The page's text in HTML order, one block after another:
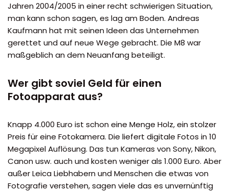
Jahren 2004/2005 in einer recht schwierigen Situation,
man kann schon sagen, es lag am Boden. Andreas
Kaufmann hat mit seinen Ideen das Unternehmen
gerettet und auf neue Wege gebracht. Die M8 war
maßgeblich an dem Neuanfang beteiligt.
Wer gibt soviel Geld für einen
Fotoapparat aus?
Knapp 4.000 Euro ist schon eine Menge Holz, ein stolzer
Preis für eine Fotokamera. Die liefert digitale Fotos in 10
Megapixel Auflösung. Das tun Kameras von Sony, Nikon,
Canon usw. auch und kosten weniger als 1.000 Euro. Aber
außer Leica Liebhabern und Menschen die etwas von
Fotografie verstehen, sagen viele das es unvernünftig